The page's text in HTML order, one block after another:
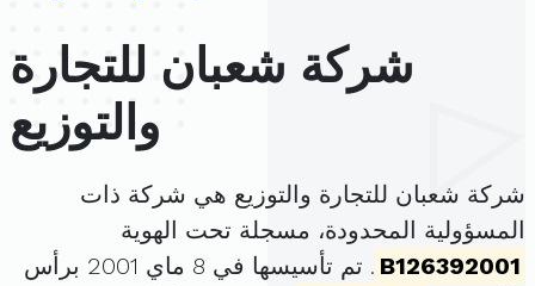
شركة شعبان للتجارة
والتوزيع
شركة شعبان للتجارة والتوزيع هي شركة ذات
المسؤولية المحدودة، مسجلة تحت الهوية
B126392001
. تم تأسيسها في 8 ماي 2001 برأس